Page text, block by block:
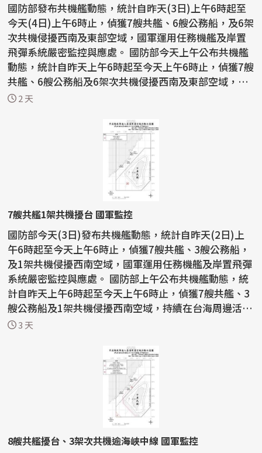
國防部發布共機艦動態，統計自昨天(3日)上午6時起至
今天(4日)上午6時止，偵獲7艘共艦、6艘公務船，及6架
次共機侵擾西南及東部空域，國軍運用任務機艦及岸置
飛彈系統嚴密監控與應處。 國防部今天上午公布共機艦
動態，統計自昨天上午6時起至今天上午6時止，偵獲7艘
共艦、6艘公務船及6架次共機侵擾西南及東部空域，
持...2 天
7艘共艦1架共機擾台 國軍監控
國防部今天(3日)發布共機艦動態，統計自昨天(2日)上
午6時起至今天上午6時止，偵獲7艘共艦、3艘公務船，
及1架共機侵擾西南空域，國軍運用任務機艦及岸置飛彈
系統嚴密監控與應處。 國防部上午公布共機艦動態，統
計自昨天上午6時起至今天上午6時止，偵獲7艘共艦、3
艘公務船及1架共機侵擾西南空域，持續在台海周邊活
動。...
3 天
8艘共艦擾台、3架次共機逾海峽中線 國軍監控